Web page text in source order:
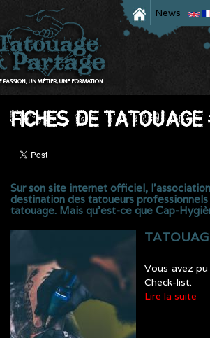
News
FICHES DE
Sur son site internet officiel,
destination des tatoueurs
tatouage. Mais qu’est-ce que Cap-
Vous avez
Check-list.
Lire la suite